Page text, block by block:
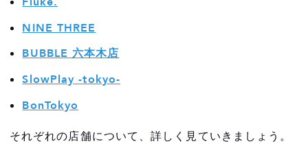
初心者への説明やサポートが丁寧な店舗を選
ぶ
きる
アミューズメントカジノで遊ぶ際の注意点
NINE THREE
BUBBLE 六本木店
SlowPlay -tokyo-
BonTokyo
それぞれの店舗について、詳しく見ていきましょう。